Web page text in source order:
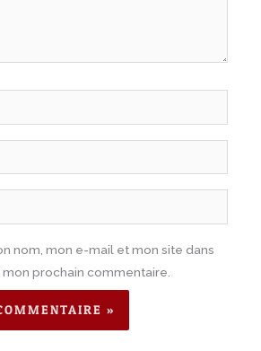
nom, mon e-mail et mon site dans
prochain commentaire.